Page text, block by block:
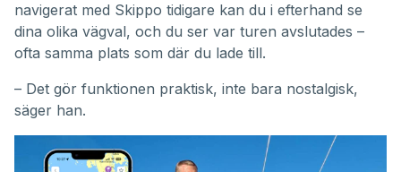
navigerat med Skippo tidigare kan du i efterhand se
dina olika vägval, och du ser var turen avslutades –
ofta samma plats som där du lade till.
– Det gör funktionen praktisk, inte bara nostalgisk,
säger han.